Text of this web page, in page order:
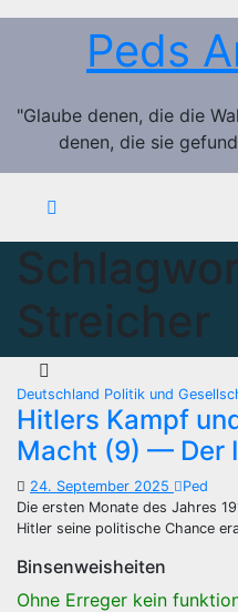
Zum
Peds
"Glaube denen, die die
denen, die sie
Streicher
Deutschland Politik und
Hitlers Kampf
Macht (9) — Der
24. September 2025
Ped
Die ersten Monate des Jahres
Hitler seine politische Chance
Binsenweisheiten
Ohne Erreger kein